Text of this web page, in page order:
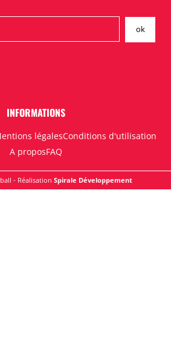
INFORMATIONS
légalesConditions d'utilisation
A proposFAQ
- Réalisation Spirale Développement